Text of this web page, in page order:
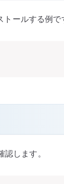
ールする例で
します。